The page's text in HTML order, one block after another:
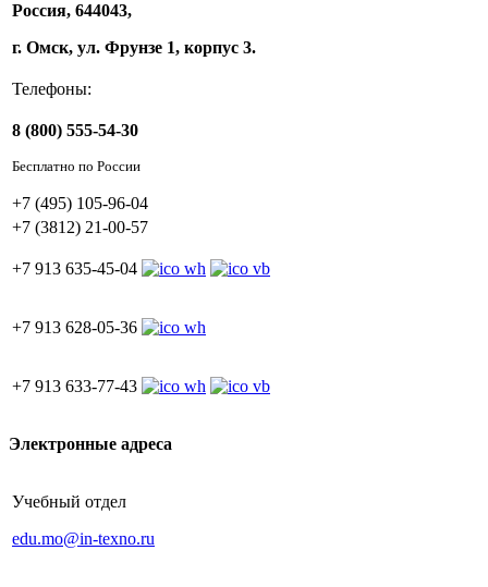
Россия, 644043,
г. Омск, ул. Фрунзе 1, корпус 3.
Телефоны:
8 (800) 555-54-30
Бесплатно по России
+7 (495) 105-96-04
+7 (3812) 21-00-57
+7 913 635-45-04
+7 913 628-05-36
+7 913 633-77-43
Электронные адреса
Учебный отдел
edu.mo@in-texno.ru